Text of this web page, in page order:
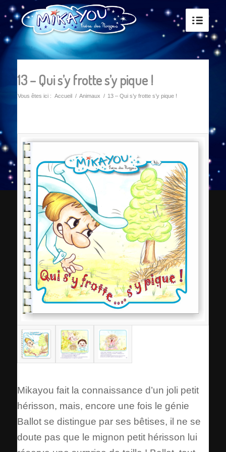
13 – Qui s’y frotte s’y pique !
Vous êtes ici : Accueil / Animaux / 13 – Qui s’y frotte s’y pique !
Mikayou fait la connaissance d’un joli petit
hérisson, mais, encore une fois le génie
Ballot se distingue par ses bêtises, il ne se
doute pas que le mignon petit hérisson lui